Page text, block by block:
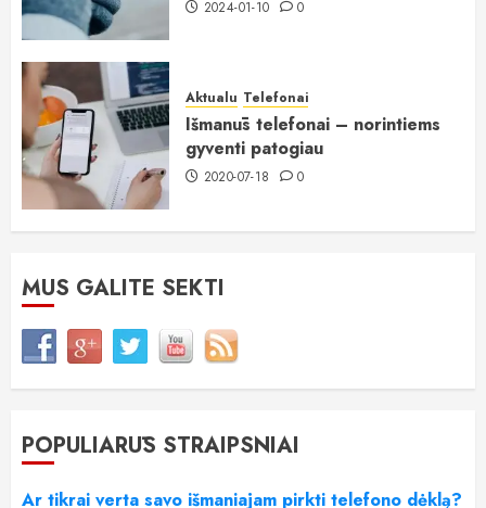
2024-01-10 0
Aktualu Telefonai
Išmanūs telefonai – norintiems
gyventi patogiau
2020-07-18 0
MUS GALITE SEKTI
POPULIARŪS STRAIPSNIAI
Ar tikrai verta savo išmaniajam pirkti telefono dėklą?